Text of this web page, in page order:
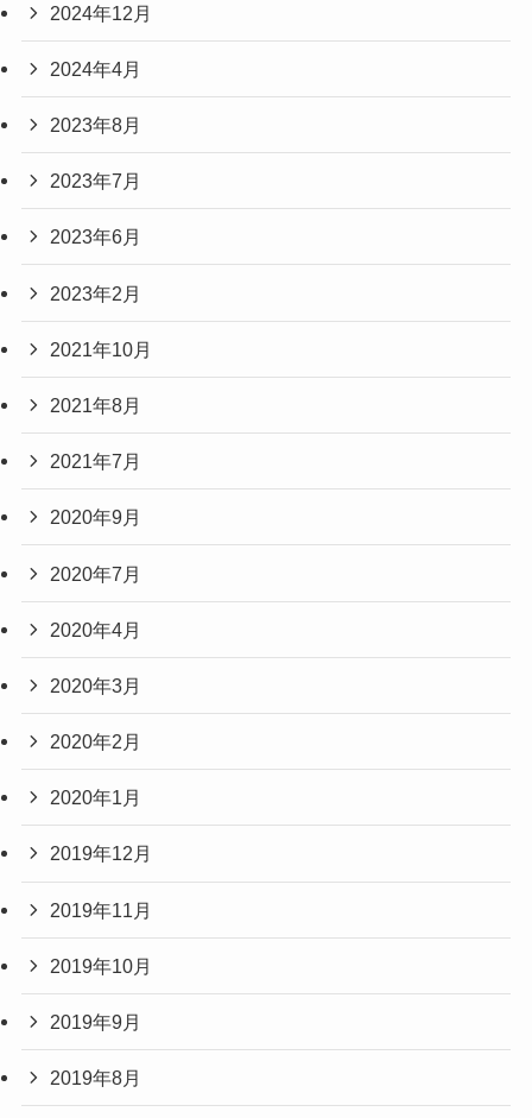
2024年12月
2024年4月
2023年8月
2023年7月
2023年6月
2023年2月
2021年10月
2021年8月
2021年7月
2020年9月
2020年7月
2020年4月
2020年3月
2020年2月
2020年1月
2019年12月
2019年11月
2019年10月
2019年9月
2019年8月